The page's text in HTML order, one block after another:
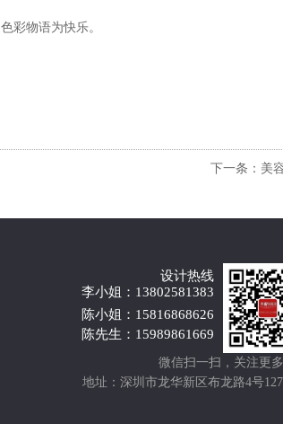
彩物语为快乐。
下一条：美
设计热线
李小姐：13802581383
陈小姐：15816868626
陈先生：15989861669
微信扫一扫，关注更多
地址：深圳市龙华新区布龙路4号